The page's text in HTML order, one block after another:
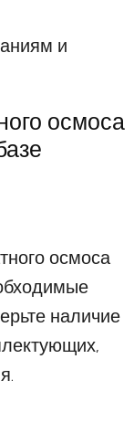
и
осмоса
осмоса
наличие